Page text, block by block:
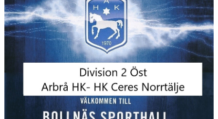
AHK PÅ FACEBOOK
DOKUMENTARKIV